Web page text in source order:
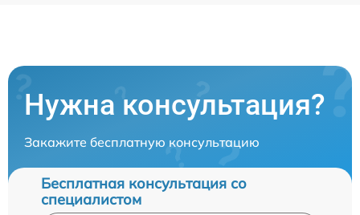
Нужна консультация?
Закажите бесплатную консультацию
Бесплатная консультация со
специалистом